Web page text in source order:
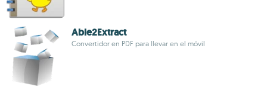
Able2Extract
Convertidor en PDF para llevar en el móvil